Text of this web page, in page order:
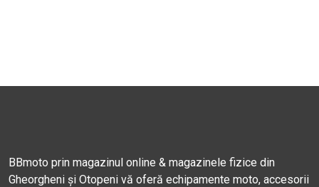
BBmoto prin magazinul online & magazinele fizice din
Gheorgheni și Otopeni vă oferă echipamente moto, accesorii